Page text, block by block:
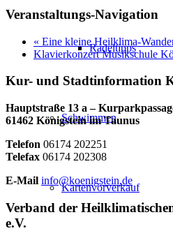
Radeltipps
Schwimmen
Kartenvorverkauf
Veranstaltungs-Navigation
« Eine kleine Heilklima-
Klavierkonzert Musikschule
Kur- und Stadtinformation
Hauptstraße 13 a –
61462 Königstein im Taunus
Telefon 06174 202251
Telefax 06174 202308
E-Mail info@koenigstein.de
Verband der
e.V.